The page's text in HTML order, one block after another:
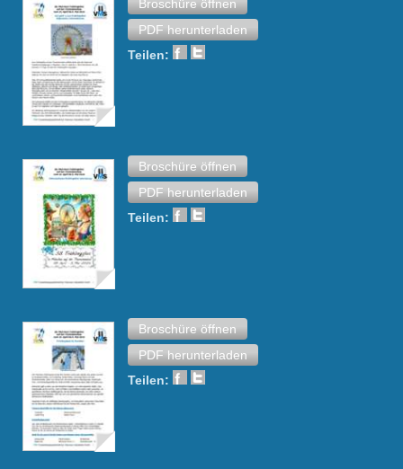
Broschüre öffnen
PDF herunterladen
Teilen:
Broschüre öffnen
PDF herunterladen
Teilen:
Broschüre öffnen
PDF herunterladen
Teilen: